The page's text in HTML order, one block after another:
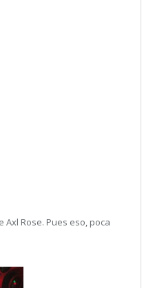
Rose. Pues eso, poca